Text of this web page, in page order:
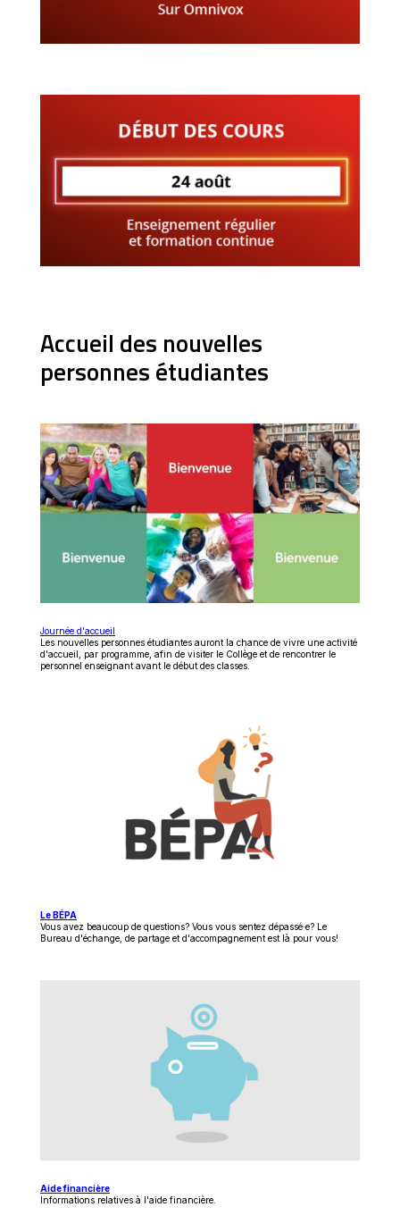
Accueil des nouvelles
personnes étudiantes
Journée d'accueil
lien
s'ouvrira
dans
Les nouvelles personnes étudiantes auront la chance de vivre une activité
d'accueil, par programme, afin de visiter le Collège et de rencontrer le
personnel enseignant avant le début des classes.
Le BÉPA
lien
s'ouvrira
Vous avez beaucoup de questions? Vous vous sentez dépassé·e? Le
Bureau d'échange, de partage et d'accompagnement est là pour vous!
Aide financièreCe
lien
Informations relatives à l'aide financière.